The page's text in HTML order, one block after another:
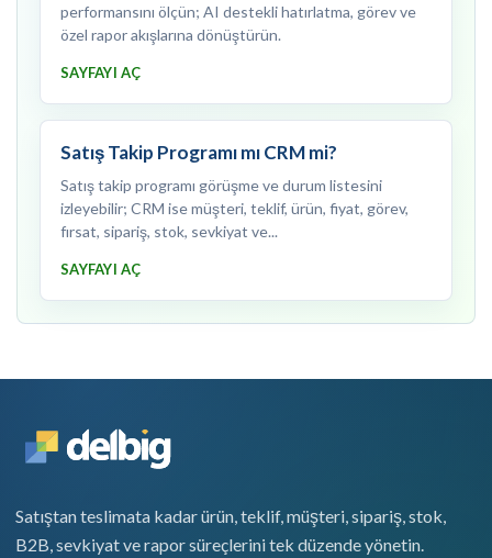
performansını ölçün; AI destekli hatırlatma, görev ve
özel rapor akışlarına dönüştürün.
SAYFAYI AÇ
Satış Takip Programı mı CRM mi?
Satış takip programı görüşme ve durum listesini
izleyebilir; CRM ise müşteri, teklif, ürün, fiyat, görev,
fırsat, sipariş, stok, sevkiyat ve...
SAYFAYI AÇ
Satıştan teslimata kadar ürün, teklif, müşteri, sipariş, stok,
B2B, sevkiyat ve rapor süreçlerini tek düzende yönetin.